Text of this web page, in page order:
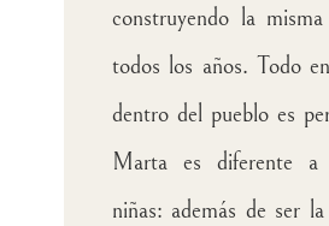
construyendo la
todos los años. Todo
dentro del pueblo es
Marta es diferente a
niñas: además de ser